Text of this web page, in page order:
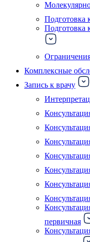
Подготовка
Подготовка
Комплексные
Запись к врачу
первичная